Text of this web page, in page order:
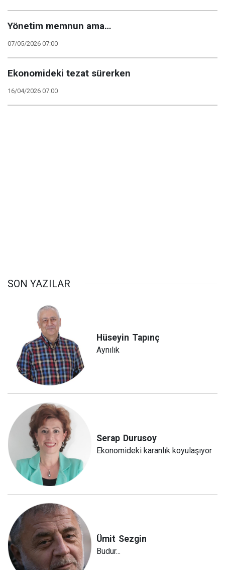
Yönetim memnun ama…
07/05/2026 07:00
Ekonomideki tezat sürerken
16/04/2026 07:00
SON YAZILAR
Hüseyin Tapınç
Aynılık
Serap Durusoy
Ekonomideki karanlık koyulaşıyor
Ümit Sezgin
Budur...